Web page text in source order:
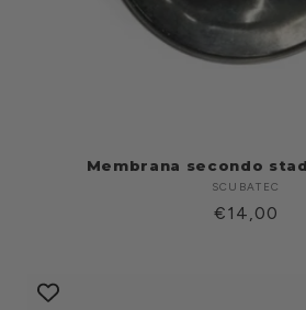
Membrana secondo
SCUBATEC
Prezzo
€14,00